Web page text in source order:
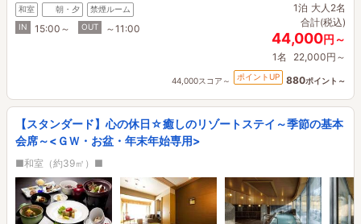
和室 朝・夕
禁煙ルーム
IN
15:00～ OUT ～11:00
1泊 大人2名
合計(税込)
44,000円～
1名 22,000円～
44,000スコア～ ポイントUP 880ポイント～
【スタンダード】心の休日☆癒しのリゾートステイ～季節の基本
会席～<ＧＷ・お盆・年末年始専用>
■和室（約39㎡）■